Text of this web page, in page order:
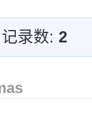
录数: 2